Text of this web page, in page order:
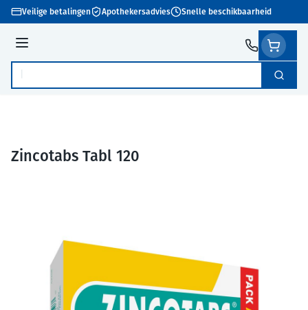
Ga naar de inhoud
Veilige betalingen Apothekersadvies Snelle beschikbaarheid
Menu
Product, merk, categorie... Zoek
Zincotabs Tabl 120